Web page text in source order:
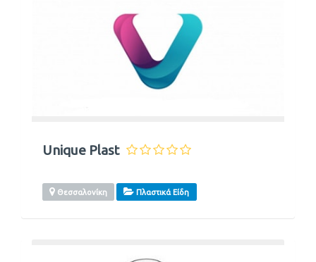
Unique Plast
Θεσσαλονίκη Πλαστικά Είδη